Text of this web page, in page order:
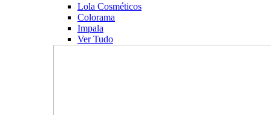
Lola Cosméticos
Colorama
Impala
Ver Tudo